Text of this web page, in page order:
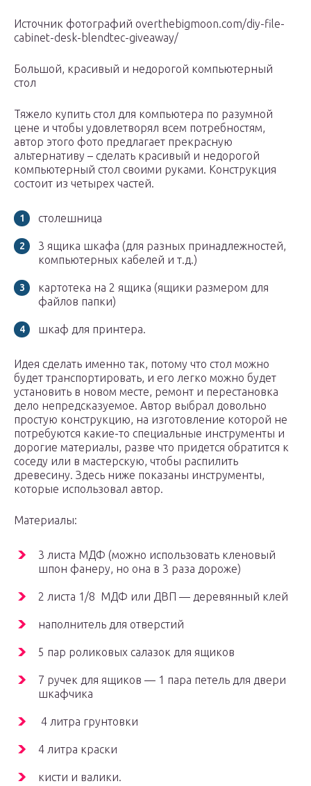
Источник фотографий overthebigmoon.com/diy-file-
cabinet-desk-blendtec-giveaway/
Большой, красивый и недорогой компьютерный
стол
Тяжело купить стол для компьютера по разумной
цене и чтобы удовлетворял всем потребностям,
автор этого фото предлагает прекрасную
альтернативу – сделать красивый и недорогой
компьютерный стол своими руками. Конструкция
состоит из четырех частей.
столешница
3 ящика шкафа (для разных принадлежностей,
компьютерных кабелей и т.д.)
картотека на 2 ящика (ящики размером для
файлов папки)
шкаф для принтера.
Идея сделать именно так, потому что стол можно
будет транспортировать, и его легко можно будет
установить в новом месте, ремонт и перестановка
дело непредсказуемое. Автор выбрал довольно
простую конструкцию, на изготовление которой не
потребуются какие-то специальные инструменты и
дорогие материалы, разве что придется обратится к
соседу или в мастерскую, чтобы распилить
древесину. Здесь ниже показаны инструменты,
которые использовал автор.
Материалы:
3 листа МДФ (можно использовать кленовый
шпон фанеру, но она в 3 раза дороже)
2 листа 1/8 МДФ или ДВП — деревянный клей
наполнитель для отверстий
5 пар роликовых салазок для ящиков
7 ручек для ящиков — 1 пара петель для двери
шкафчика
4 литра грунтовки
4 литра краски
кисти и валики.